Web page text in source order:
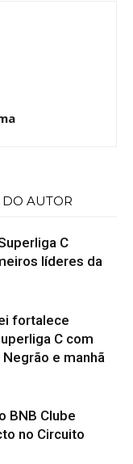
DO AUTOR
C
líderes da
fortalece
C com
e manhã
BNB Clube
no Circuito